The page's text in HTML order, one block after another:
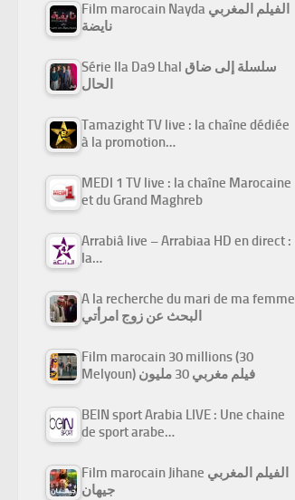
Film marocain Nayda الفيلم المغربي
نايضة
Série Ila Da9 Lhal سلسلة إلى ضاق
الحال
Tamazight TV live : la chaîne dédiée
à la promotion…
MEDI 1 TV live : la chaîne Marocaine
et du Grand Maghreb
Arrabiâ live – Arrabiaa HD en direct :
la…
A la recherche du mari de ma femme
البحث عن زوج امرأتي
Film marocain 30 millions (30
Melyoun) فيلم مغربي 30 مليون
BEIN sport Arabia LIVE : Une chaine
de sport arabe…
Film marocain Jihane الفيلم المغربي
جيهان